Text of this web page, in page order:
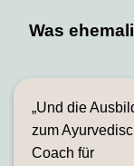
Was
„Und die
zum
Coach für